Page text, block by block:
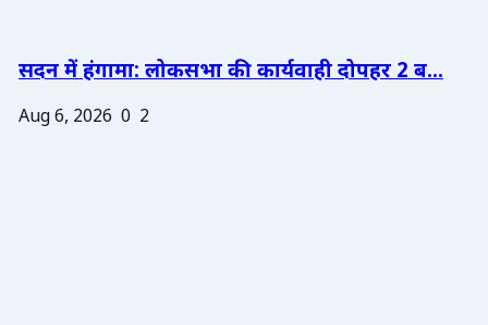
सदन में हंगामा: लोकसभा की कार्यवाही दोपहर 2 ब...
Aug 6, 2026 0 2